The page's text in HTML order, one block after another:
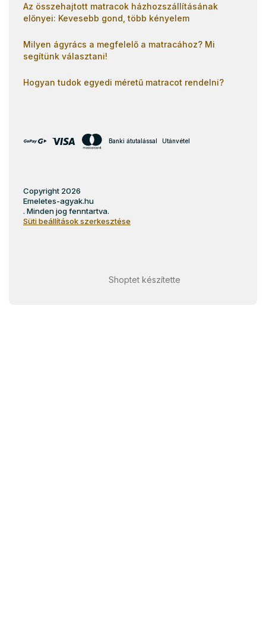
Az összehajtott matracok házhozszállításának
előnyei: Kevesebb gond, több kényelem
Milyen ágyrács a megfelelő a matracához? Mi
segítünk választani!
Hogyan tudok egyedi méretű matracot rendelni?
Banki átutalással Utánvétel
Shoptet készítette
Copyright 2026
Emeletes-agyak.hu
. Minden jog fenntartva.
Süti beállítások szerkesztése